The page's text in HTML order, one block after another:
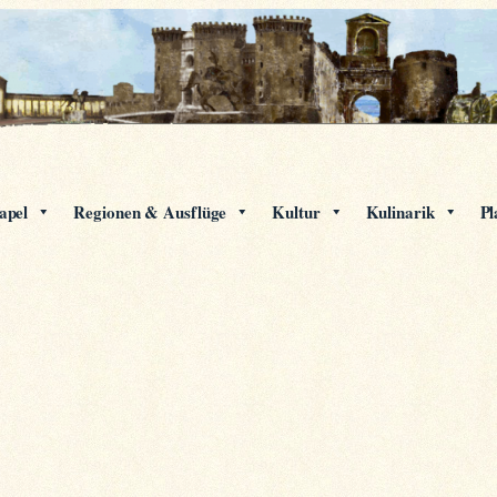
Regionen & Ausflüge Kultur Kulinarik